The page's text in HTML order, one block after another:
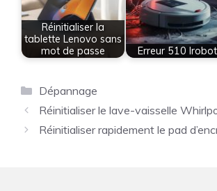
Réinitialiser la
tablette Lenovo sans
mot de passe
Erreur 510 Irobot
Catégories
Dépannage
Réinitialiser le lave-vaisselle
Réinitialiser rapidement le pad